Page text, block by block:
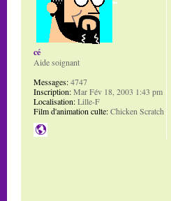
cé
Aide soignant
Messages:4747
Inscription:Mar Fév 18, 2003 1:43 pm
Localisation:Lille-F
Film d'animation culte:Chicken Scratch